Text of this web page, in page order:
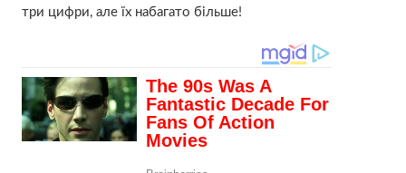
три цифри, але їх набагато більше!